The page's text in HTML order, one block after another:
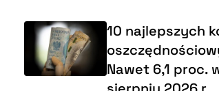
10 najlepszych
Nawet 6,1 proc.